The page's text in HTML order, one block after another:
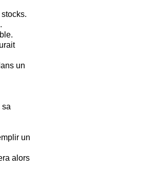
un
sa
un
alors